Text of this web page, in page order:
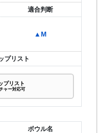
適合判断
▲M
プリスト
プリスト
ャー対応可
ボウル名